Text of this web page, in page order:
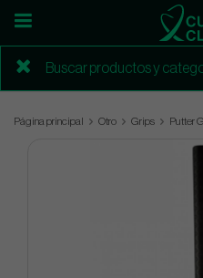
Página principal Otro Grips Putter